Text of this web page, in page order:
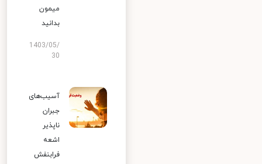
میمون
بدانید
1403/05/
30
آسیب‌های
جبران
ناپذیر
اشعه
فرابنفش